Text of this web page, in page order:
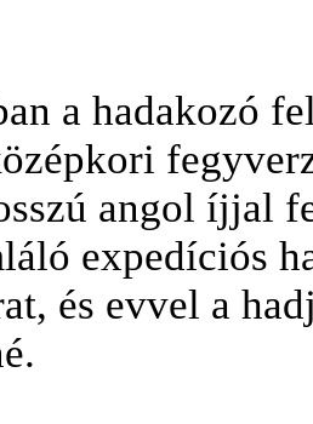
a hadakozó
angol íjjal
expedíciós
és evvel a